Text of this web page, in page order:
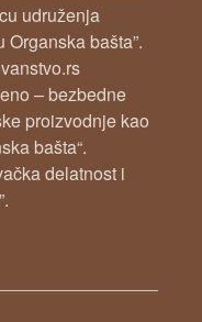
udruženja
bašta”.
– bezbedne
proizvodnje kao
bašta“.
delatnost i